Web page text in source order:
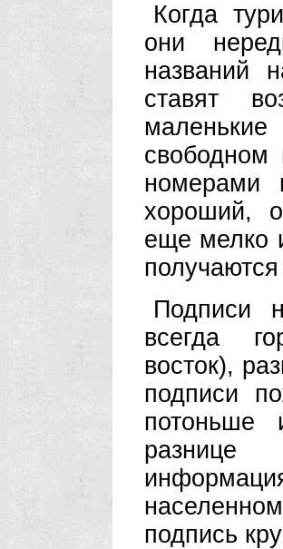
Когда
они
названий
ставят
свободном
номерами
хороший,
еще мелко
Подписи
всегда
восток),
подписи
потоньше
разнице
подпись